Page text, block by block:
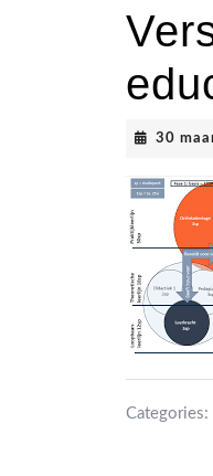
30
Categories: